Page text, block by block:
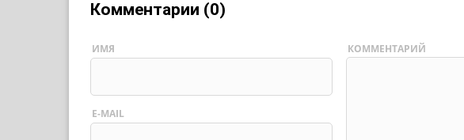
Комментарии (0)
ИМЯ
E-MAIL
КОММЕНТАРИЙ